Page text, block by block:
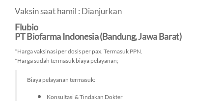
Vaksin saat hamil : Dianjurkan
Flubio
PT Biofarma Indonesia (Bandung, Jawa Barat)
*Harga vaksinasi per dosis per pax. Termasuk PPN.
*Harga sudah termasuk biaya pelayanan;
Biaya pelayanan termasuk:
Konsultasi & Tindakan Dokter